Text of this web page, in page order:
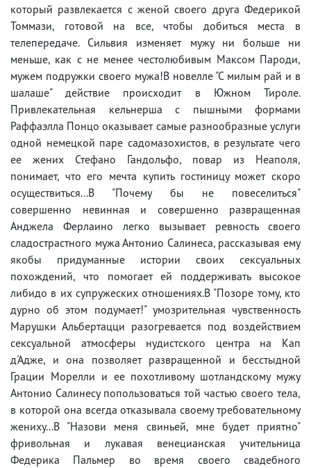
который развлекается с женой своего друга Федерикой
Томмази, готовой на все, чтобы добиться места в
телепередаче. Сильвия изменяет мужу ни больше ни
меньше, как с не менее честолюбивым Максом Пароди,
мужем подружки своего мужа!В новелле "С милым рай и в
шалаше" действие происходит в Южном Тироле.
Привлекательная кельнерша с пышными формами
Раффаэлла Понцо оказывает самые разнообразные услуги
одной немецкой паре садомазохистов, в результате чего
ее жених Стефано Гандольфо, повар из Неаполя,
понимает, что его мечта купить гостиницу может скоро
осуществиться...В "Почему бы не повеселиться"
совершенно невинная и совершенно развращенная
Анджела Ферлаино легко вызывает ревность своего
сладострастного мужа Антонио Салинеса, рассказывая ему
якобы придуманные истории своих сексуальных
похождений, что помогает ей поддерживать высокое
либидо в их супружеских отношениях.В "Позоре тому, кто
дурно об этом подумает!" умозрительная чувственность
Марушки Альбертацци разогревается под воздействием
сексуальной атмосферы нудистского центра на Кап
д'Адже, и она позволяет развращенной и бесстыдной
Грации Морелли и ее похотливому шотландскому мужу
Антонио Салинесу попользоваться той частью своего тела,
в которой она всегда отказывала своему требовательному
жениху...В "Назови меня свиньей, мне будет приятно"
фривольная и лукавая венецианская учительница
Федерика Пальмер во время своего свадебного